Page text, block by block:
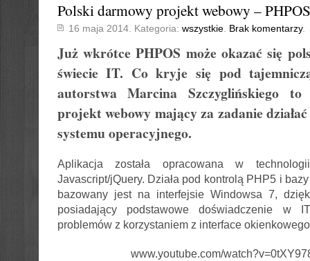
Polski darmowy projekt webowy – PHPOS
16 maja 2014. Kategoria: wszystkie. Brak komentarzy.
Już wkrótce PHPOS może okazać się
świecie IT. Co kryje się pod
autorstwa Marcina Szczyglińskiego
projekt webowy mający za zadanie
systemu operacyjnego.
Aplikacja została opracowana w
Javascript/jQuery. Działa pod kontrolą PHP5 i
bazowany jest na interfejsie Windowsa 7,
posiadający podstawowe doświadczenie w
problemów z korzystaniem z interface
www.youtube.com/